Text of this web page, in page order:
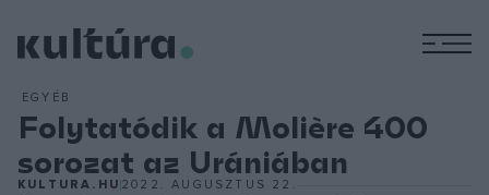
EGYÉB
Folytatódik a Molière 400
sorozat az Urániában
KULTURA.HU 2022. AUGUSZTUS 22.